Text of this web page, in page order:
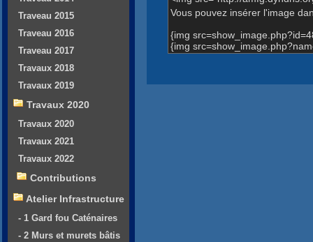
Vous pouvez insérer l'image
{img
{img
Traveau 2015
Traveau 2016
Traveau 2017
Travaux 2018
Travaux 2019
Travaux 2020
Travaux 2020
Travaux 2021
Travaux 2022
Contributions
Atelier Infrastructure
- 1 Gard fou Caténaires
- 2 Murs et murets bâtis